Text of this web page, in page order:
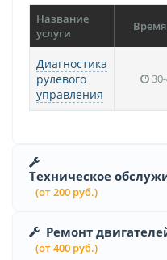
Название
услуги
Диагностика
рулевого
управления
Техническое
(от 200 руб.)
Ремонт
(от 400 руб.)